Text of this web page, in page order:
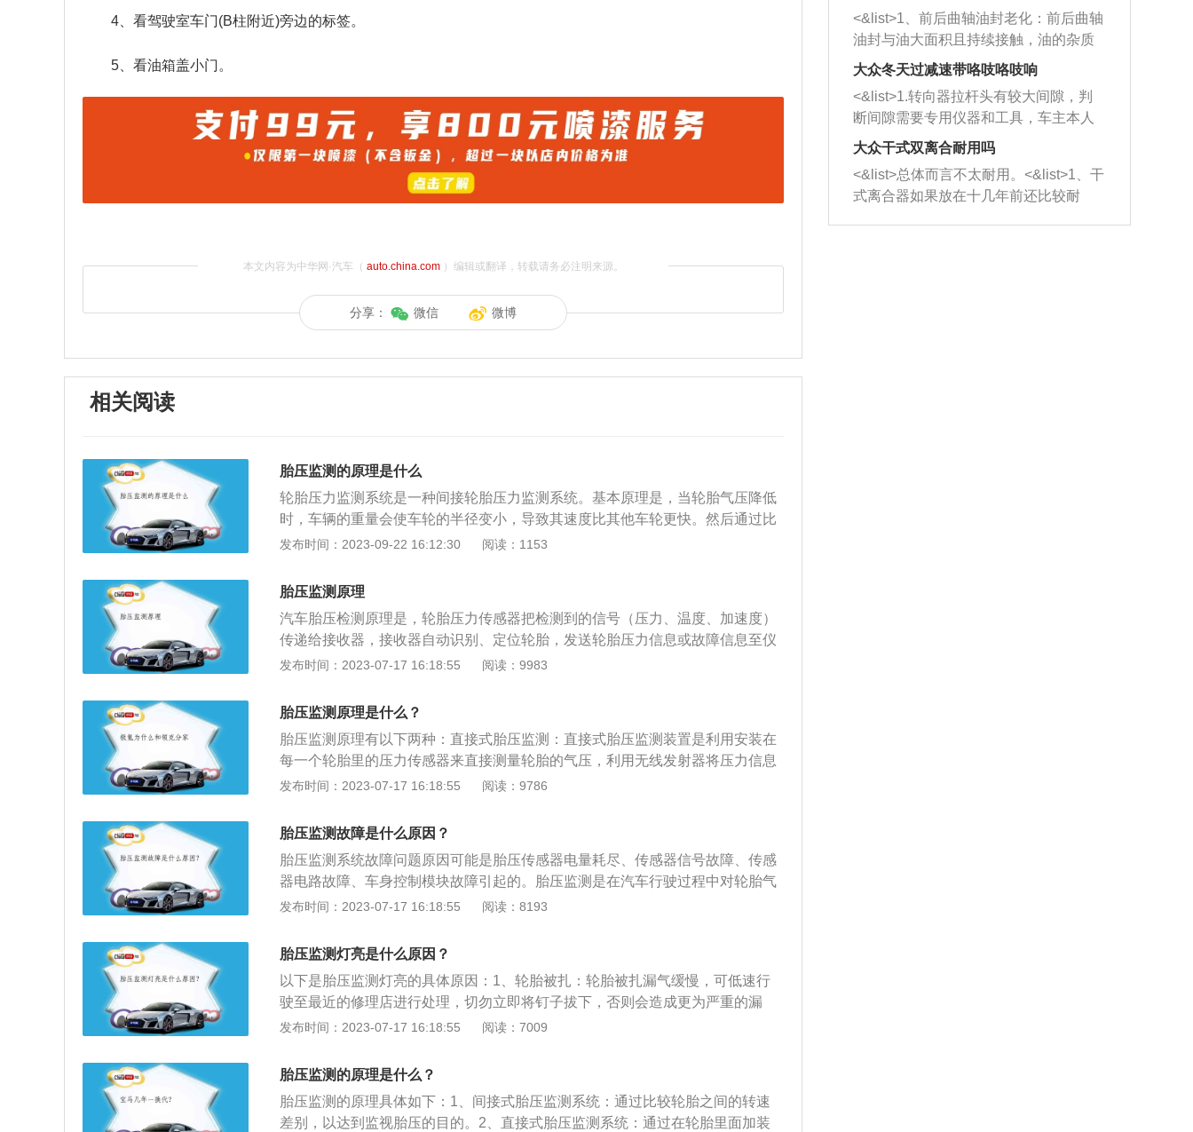
4、看驾驶室车门(B柱附近)旁边的标签。
5、看油箱盖小门。
本文内容为中华网·汽车（ auto.china.com）编辑或翻译，转载请务必注明来源。
分享： 微信 微博
相关阅读
胎压监测的原理是什么
轮胎压力监测系统是一种间接轮胎压力监测系统。基本原理是，当轮胎气压降低
时，车辆的重量会使车轮的半径变小，导致其速度比其他车轮更快。然后通过比
较车轮之间的速度差，达到监测胎压的目的。胎压监测详细介绍：1、间接胎压
抱死系统的轮速传感器来比较轮胎之间的转速差，以达到监测胎压的目的。ABS
利用轮速传感器判断车轮是否锁死，然后决定是否启动防抱死制动系统。当轮胎
气压降低时，车辆的重量会使轮胎直径变小，车速也会发生变化。车速的变化会
触发WSB的报警系统，然后提醒车主胎压不足。因此，间接的TPMS属于被动的
TPMS。2、直接胎压监测系统：直接胎压监测系统也叫PSBTPMS。PSBTPMS
将轮胎内部的压力信息发送到中央接收器模块，然后显示轮胎压力数据的系统。
当轮胎产生高压、低压和高温时，系统会报警并提示车主。此外，车主可以根据
车辆类型、车辆习惯和地理位置设置自己的轮胎压力报警值范围和温度报警值。
DERTPMS，因其性能稳定、精度高、灵敏度强而备受车主追捧。
发布时间：2023-09-22 16:12:30 阅读：1153
胎压监测原理
汽车胎压检测原理是，轮胎压力传感器把检测到的信号（压力、温度、加速度）
传递给接收器，接收器自动识别、定位轮胎，发送轮胎压力信息或故障信息至仪
表盘，仪表盘就会点亮故障警告灯并显示故障信息。原车自带的胎压监测系统TP
于大炮，后装的胎压监测相当于大刀；轮胎压力监控系统的目的：在于协助驾驶
员将车辆的轮胎压力维持在最佳状态，从而可以：提供燃油经济性，保持行驶与
操纵性能，降低轮胎气压迅速下降的风险，可能由轮胎充气不足引起的事故；轮
胎压力监控系统的组成:一个接收器,二个警告灯,四个轮胎压力传感器；轮胎压力
监控系统的工作原理：1、当车辆行驶时，TPMS模块就依次命令各个发射器向每
后）；2、轮胎压力传感器接收此信号，向模块发射RF信号。此信号包含与传感
器识别代号、轮胎压力、轮胎温度和加速度数值；3、一旦已经确定车轮的位
置，那么发射器将停止工作，直到车辆停止超过15分钟时才再次启用。4、TPMS
停止超过15分钟后，再以20km/h以上的速度行驶时，发射器按以下顺序依次启动
停右后6秒暂停左后6秒暂停。此过程重复最多3次，如果模块已经知道传感器的
位置，则更少。此过程也即自动定位，需3-4分钟完成。在此期间，轮胎传感器将
定期进行发射，每5秒发射一次。6、车辆行驶时，每个车轮传感器传输信号间隔
为60秒。此传输用来监控轮胎压力。有两种警告级别：亏气在≥25%且<35%时，
于停车模式，每个车轮传感器传输信号的间隔为13小时。如果轮胎压力下降超过
0.6Bar时,传感器信号传输就会更频繁。备胎传感器传输信号的间隔为13小时。
发布时间：2023-07-17 16:18:55 阅读：9983
胎压监测原理是什么？
胎压监测原理有以下两种：直接式胎压监测：直接式胎压监测装置是利用安装在
每一个轮胎里的压力传感器来直接测量轮胎的气压，利用无线发射器将压力信息
从轮胎内部发送到中央接收器模块上，然后对各轮胎气压数据进行显示。当轮胎
胎的气压降低时，车辆的重量会使该轮的滚动半径将变小，导致其转速比其他车
轮快。通过比较轮胎之间的转速差别，以达到监视胎压的作用。间接式轮胎报警
系统实际上是依靠计算轮胎滚动半径来对气压进行监测。
发布时间：2023-07-17 16:18:55 阅读：9786
胎压监测故障是什么原因？
胎压监测系统故障问题原因可能是胎压传感器电量耗尽、传感器信号故障、传感
器电路故障、车身控制模块故障引起的。胎压监测是在汽车行驶过程中对轮胎气
压进行实时自动监测，并对轮胎漏气和低气压进行报警，以确保行车安全。常用
在每一个轮胎里的压力传感器来直接测量轮胎的气压，利用无线发射器将压力信
息从轮胎内部发送到中央接收器模块上，然后对各轮胎气压数据进行显示。当轮
胎气压太低或漏气时，系统会自动报警。间接式胎压监测：当某轮胎的气压降低
时，车辆的重量会使该轮的滚动半径变小，导致其转速比其他车轮快。通过比较
轮胎之间的转速差别，以达到监视胎压的目的。间接式轮胎报警系统实际上是依
上述两个系统的优点，在两个互相成对角的轮胎内装备直接传感器，并装备一个
4轮间接系统。与全部使用直接系统相比，这种复合式系统可以降低成本，克服
间接系统不能检测出多个轮胎同时出现气压过低的缺陷。但是，它仍然不能像直
发布时间：2023-07-17 16:18:55 阅读：8193
胎压监测灯亮是什么原因？
以下是胎压监测灯亮的具体原因：1、轮胎被扎：轮胎被扎漏气缓慢，可低速行
驶至最近的修理店进行处理，切勿立即将钉子拔下，否则会造成更为严重的漏
气，导致汽车无法继续行驶。2、长时间行驶或没有补充胎压：长时间行驶，会
停车待胎温自然冷却下来再继续行驶，或者更换备胎继续行驶。如果是长时间没
有补充胎压导致，可以用车载充气泵给轮胎充气到正常范围即可正常行驶。
发布时间：2023-07-17 16:18:55 阅读：7009
胎压监测的原理是什么？
胎压监测的原理具体如下：1、间接式胎压监测系统：通过比较轮胎之间的转速
差别，以达到监视胎压的目的。2、直接式胎压监测系统：通过在轮胎里面加装
西取出来。但如果是因为积碳过多引起
的堵塞，就需要将三元催化器泡在草酸
洗剂对堵塞的情况得到解决，将清洗剂
放在燃油箱中，与燃油混合后，车辆启
动时，就可以和汽油一起进入到燃烧
室，最后形成废气排出，就可以让三元
催化器得到清洗，排气管堵塞的情况就
能够得到解决。
一圈半的练习，往右同样也要打相同的
圈数。 <&list>3、最后强调要反复练
习，这样就可以形成肌肉记忆，在真实
驾驶车辆时，不需要记忆也能打好方
向。
<&list>1、前后曲轴油封老化：前后曲轴
油封与油大面积且持续接触，油的杂质
和发动机内持续温度变化使其密封效果
逐渐减弱，导致渗油或漏油。<&list>2、
活塞间隙过大：积碳会使活塞环与缸体
的间隙扩大，导致机油流入燃烧室中，
造成烧机油。<&list>3、机油粘度。使用
机油粘度过小的话，同样会有烧机油现
象，机油粘度过小具有很好的流动性，
大众冬天过减速带咯吱咯吱响
<&list>1.转向器拉杆头有较大间隙，判
断间隙需要专用仪器和工具，车主本人
无法制作，需要将车辆送到修理厂或4s
店；<&list>2.车辆半轴套管防尘罩破
裂，破裂后会出现漏油现象，使半轴磨
损严重，磨损的半轴容易损坏，产生异
响；<&list>3.稳定器的转向胶套和球头
大众干式双离合耐用吗
<&list>总体而言不太耐用。<&list>1、干
式离合器如果放在十几年前还比较耐